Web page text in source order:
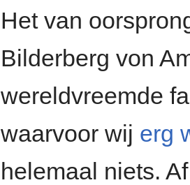
Het van
Bilderberg von
wereldvreemde
waarvoor wij erg
helemaal niets.